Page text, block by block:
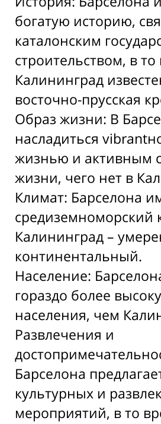
богатую историю,
каталонским
строительством, в
Калининград
восточно-прусская
Образ жизни: В
насладиться
жизнью и активным
жизни, чего нет в
Климат: Барселона
средиземноморский
Калининград –
континентальный.
Население:
гораздо более
населения, чем
Развлечения и
Барселона
культурных и
мероприятий, в то